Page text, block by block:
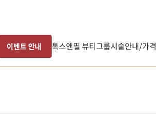
이벤트 안내 톡스앤필 뷰티그룹시술안내/가격